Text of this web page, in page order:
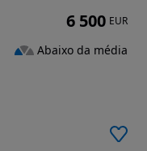
6 500 EUR
Abaixo da média